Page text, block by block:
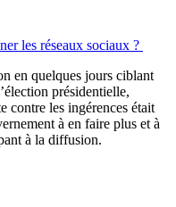
les réseaux sociaux ?
en quelques jours ciblant
présidentielle,
contre les ingérences était
à en faire plus et à
à la diffusion.